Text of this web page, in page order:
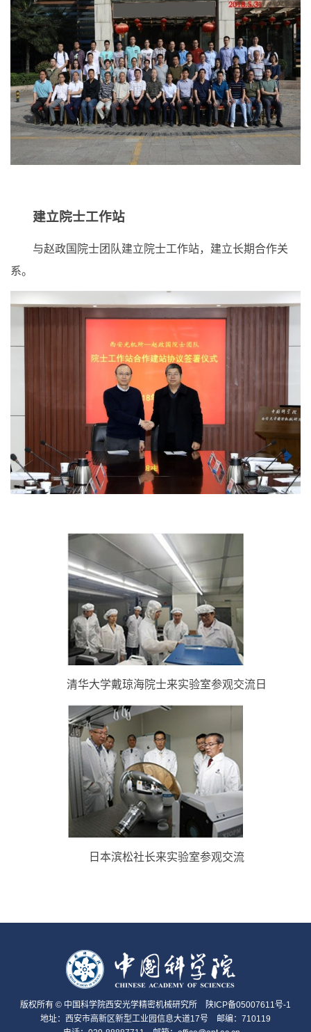
建立院士工作站
与赵政国院士团队建立院士工作站，建立长期合作关
系。
清华大学戴琼海院士来实验室参观交流日
日本滨松社长来实验室参观交流
版权所有 © 中国科学院西安光学精密机械研究所
陕ICP备05007611号-1
地址：西安市高新区新型工业园信息大道17号 邮编：710119